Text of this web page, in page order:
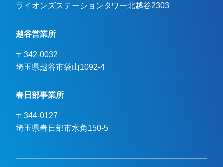
ライオンズステーションタワー北越谷2303
越谷営業所
〒342-0032
埼玉県越谷市袋山1092-4
春日部事業所
〒344-0127
埼玉県春日部市水角150-5